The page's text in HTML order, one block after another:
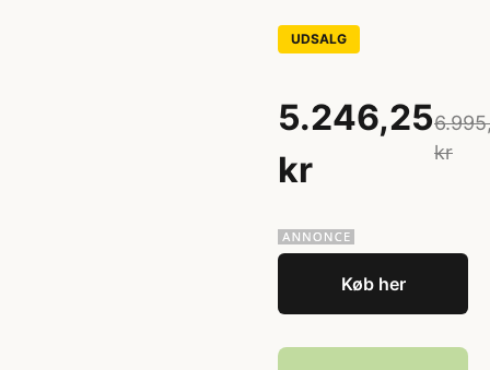
UDSALG
5.246,25
kr
kr
Køb her